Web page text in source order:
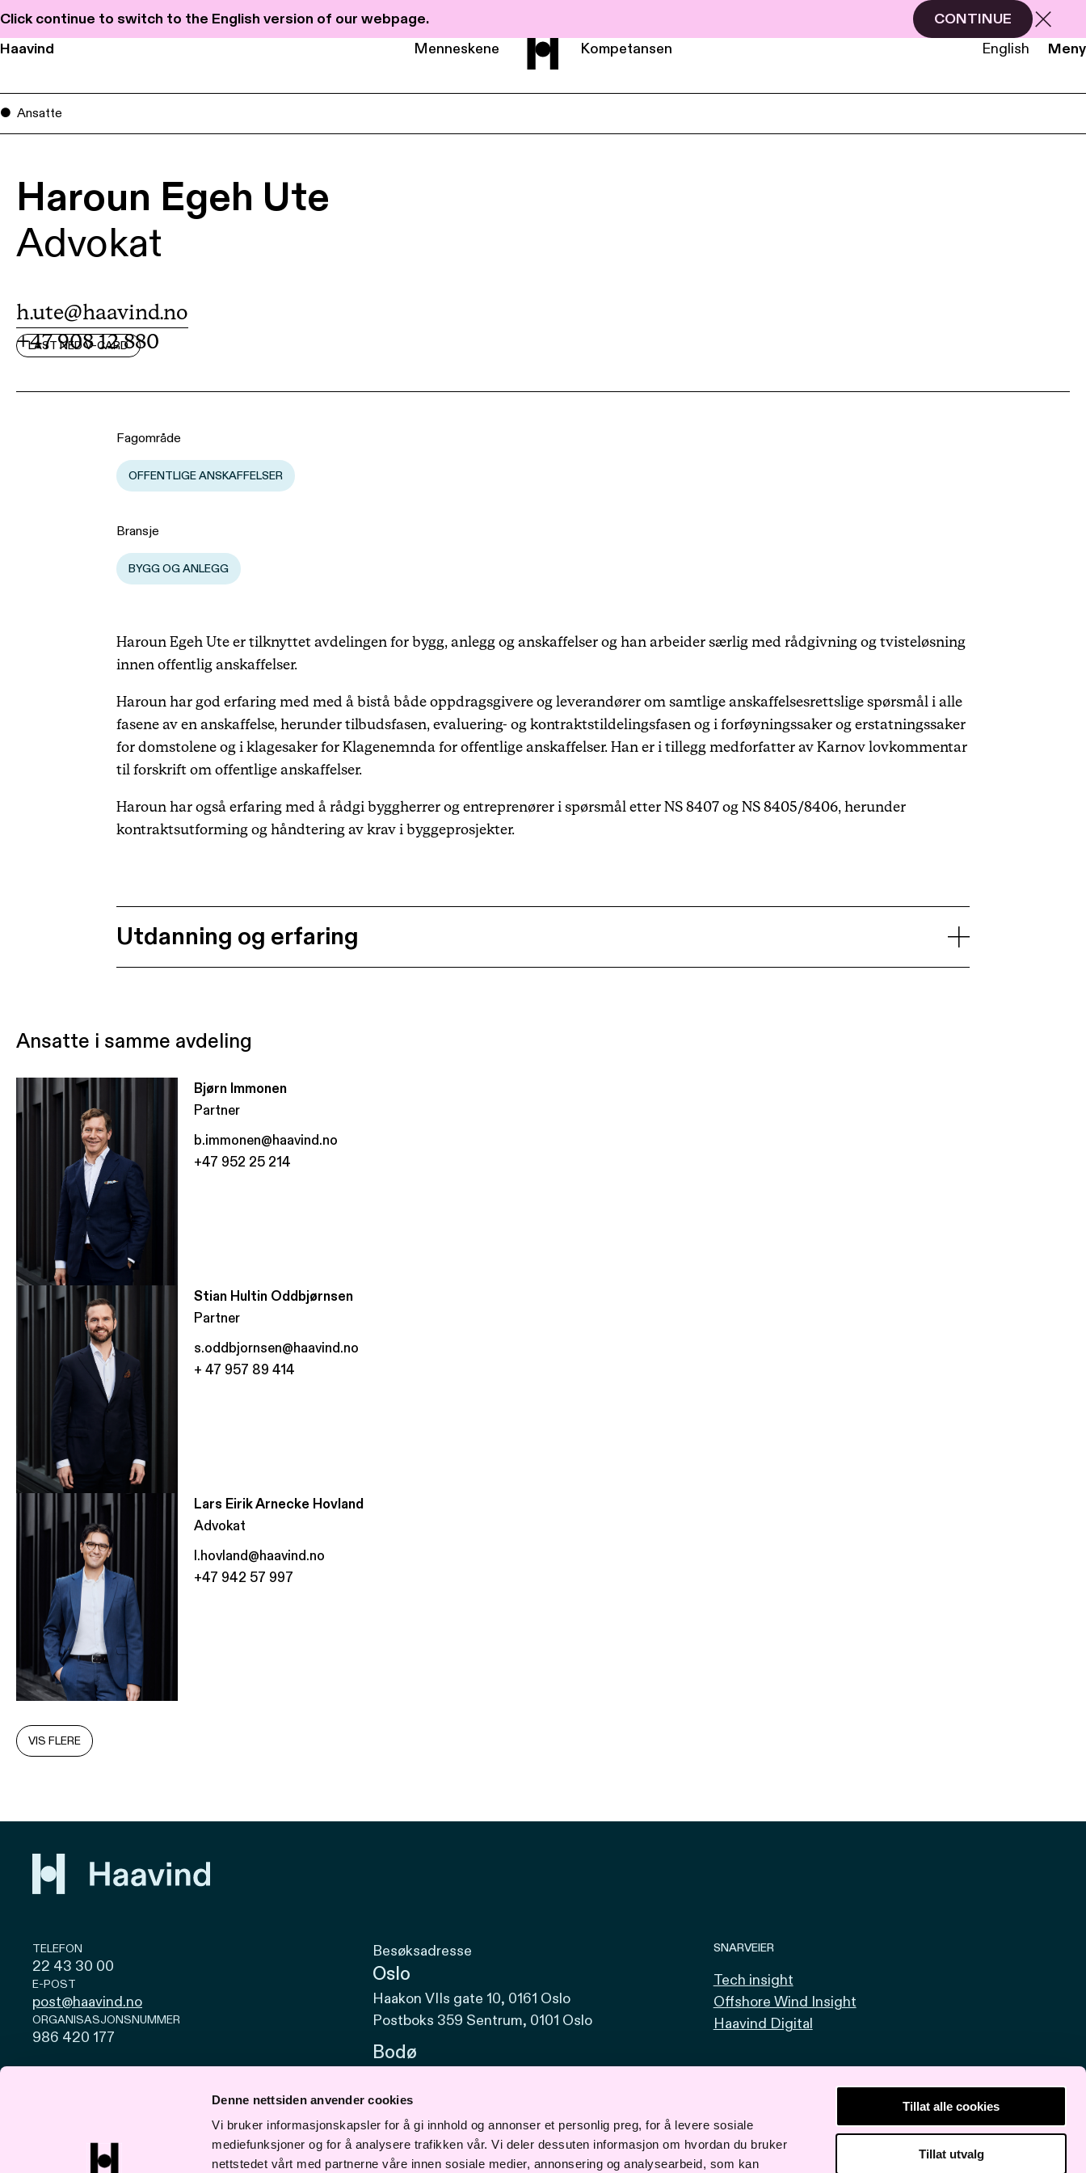
Denne nettsiden anvender cookies
Vi bruker informasjonskapsler for å gi innhold og annonser et personlig preg, for å levere sosiale
mediefunksjoner og for å analysere trafikken vår. Vi deler dessuten informasjon om hvordan du bruker
nettstedet vårt med partnerne våre innen sosiale medier, annonsering og analysearbeid, som kan
Tillat alle cookies
Tillat utvalg
Click continue to switch to the English version of our webpage.
CONTINUE
Haavind
Menneskene Kompetansen English Meny
Karriere
Ansatte
Haroun Egeh Ute
Advokat
h.ute@haavind.no
+47 908 12 880
LAST NED V-CARD
Fagområde
OFFENTLIGE ANSKAFFELSER
Bransje
BYGG OG ANLEGG
Haroun Egeh Ute er tilknyttet avdelingen for bygg, anlegg og anskaffelser og han arbeider særlig med rådgivning og tvisteløsning
innen offentlig anskaffelser.
Haroun har god erfaring med med å bistå både oppdragsgivere og leverandører om samtlige anskaffelsesrettslige spørsmål i alle
fasene av en anskaffelse, herunder tilbudsfasen, evaluering- og kontraktstildelingsfasen og i forføyningssaker og erstatningssaker
for domstolene og i klagesaker for Klagenemnda for offentlige anskaffelser. Han er i tillegg medforfatter av Karnov lovkommentar
til forskrift om offentlige anskaffelser.
Haroun har også erfaring med å rådgi byggherrer og entreprenører i spørsmål etter NS 8407 og NS 8405/8406, herunder
kontraktsutforming og håndtering av krav i byggeprosjekter.
Utdanning og erfaring
Ansatte i samme avdeling
Bjørn Immonen
Partner
b.immonen@haavind.no
+47 952 25 214
Stian Hultin Oddbjørnsen
Partner
s.oddbjornsen@haavind.no
+ 47 957 89 414
Lars Eirik Arnecke Hovland
Advokat
l.hovland@haavind.no
+47 942 57 997
VIS FLERE
TELEFON
22 43 30 00
E-POST
post@haavind.no
ORGANISASJONSNUMMER
986 420 177
Besøksadresse
Oslo
Haakon VIIs gate 10, 0161 Oslo
Postboks 359 Sentrum, 0101 Oslo
Bodø
Bergen
Vaskerelven 39, 5014 Bergen
Svalbard
SNARVEIER
Tech insight
Offshore Wind Insight
Haavind Digital